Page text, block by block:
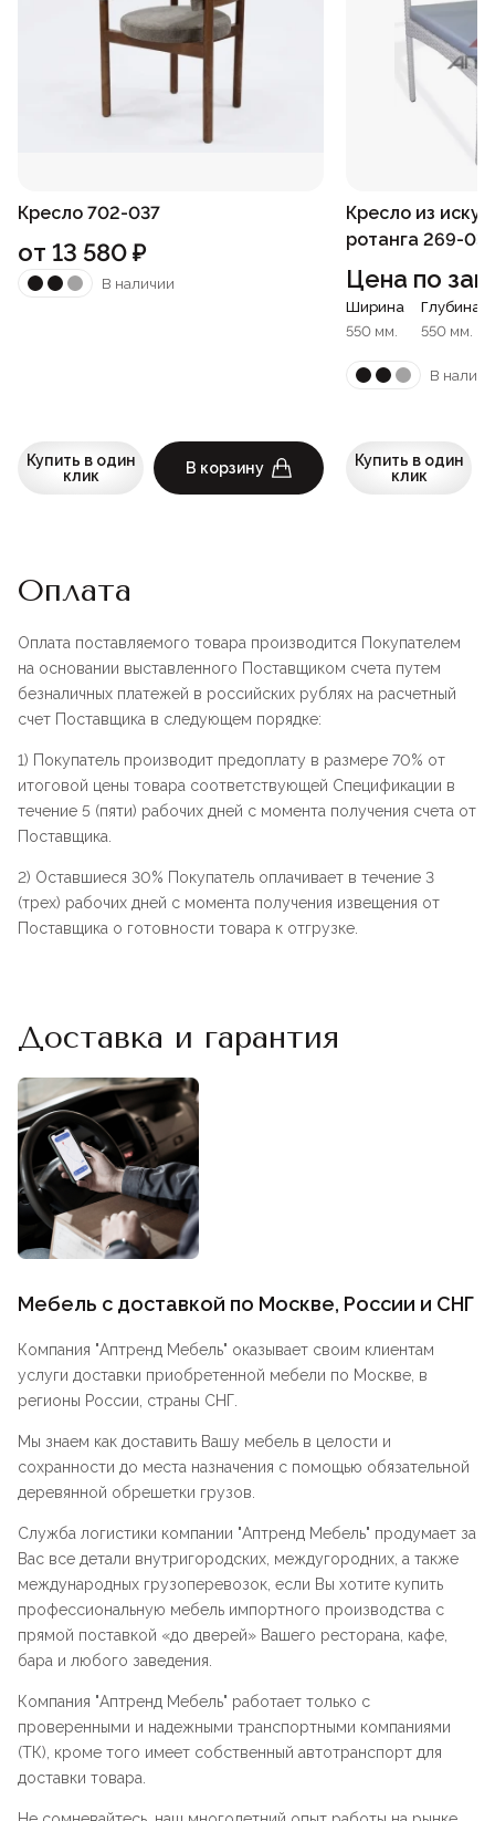
Кресло 702-037
от 13 580₽
В наличии
Купить в один
клик
В корзину
Кресло из
ротанга 269-033
Цена по
Ширина
550 мм.
Глубина
550 мм.
В
Купить в один
клик
Оплата
Оплата поставляемого товара производится Покупателем
на основании выставленного Поставщиком счета путем
безналичных платежей в российских рублях на расчетный
счет Поставщика в следующем порядке:
1) Покупатель производит предоплату в размере 70% от
итоговой цены товара соответствующей Спецификации в
течение 5 (пяти) рабочих дней с момента получения счета от
Поставщика.
2) Оставшиеся 30% Покупатель оплачивает в течение 3
(трех) рабочих дней с момента получения извещения от
Поставщика о готовности товара к отгрузке.
Доставка и гарантия
Мебель с доставкой по Москве, России и СНГ
Компания "Аптренд Мебель" оказывает своим клиентам
услуги доставки приобретенной мебели по Москве, в
регионы России, страны СНГ.
Мы знаем как доставить Вашу мебель в целости и
сохранности до места назначения с помощью обязательной
деревянной обрешетки грузов.
Служба логистики компании "Аптренд Мебель" продумает за
Вас все детали внутригородских, междугородних, а также
международных грузоперевозок, если Вы хотите купить
профессиональную мебель импортного производства с
прямой поставкой «до дверей» Вашего ресторана, кафе,
бара и любого заведения.
Компания "Аптренд Мебель" работает только с
проверенными и надежными транспортными компаниями
(ТК), кроме того имеет собственный автотранспорт для
доставки товара.